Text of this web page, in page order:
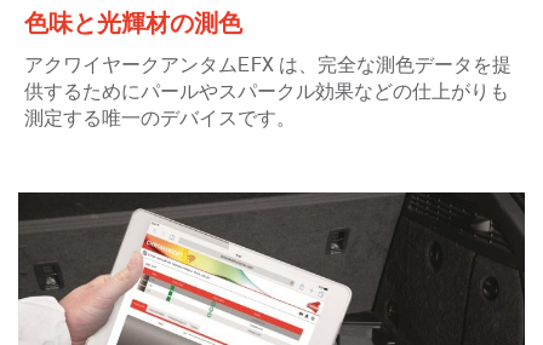
色味と光輝材の測色
アクワイヤークアンタムEFX は、完全な測色データを提
供するためにパールやスパークル効果などの仕上がりも
測定する唯一のデバイスです。